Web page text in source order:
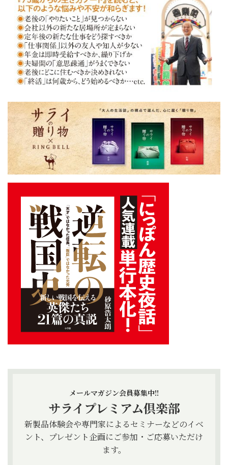
メールマガジン会員募集中!!
サライプレミアム倶楽部
新製品体験会や専門家によるセミナーなどのイベ
ント、プレゼント企画にご参加・ご応募いただけ
ます。